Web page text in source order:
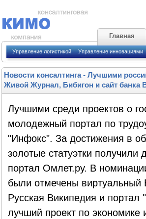
Главная
Управление логистикой Управление инновациями
Новости консалтинга- Лучшими
Живой Журнал, Бибигон и сайт банка
Лучшими среди проектов о
молодежный портал по
"Инфокс". За достижения в
золотые статуэтки
портал Омлет.ру. В
были отмечены
Русская Википедия и портал
лучший проект по экономике